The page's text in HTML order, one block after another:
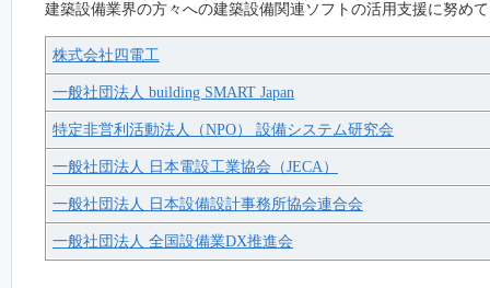
建築設備業界の方々への建築設備関連ソフトの活用支援に努め
株式会社四電工
一般社団法人 building SMART Japan
特定非営利活動法人（NPO） 設備システム研究会
一般社団法人 日本電設工業協会（JECA）
一般社団法人 日本設備設計事務所協会連合会
一般社団法人 全国設備業DX推進会